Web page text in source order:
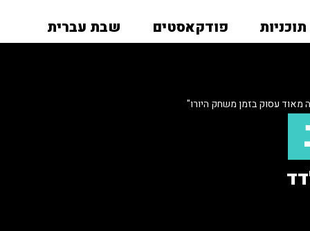
תוכניות פודקאסטים שבת עברית
מאוד עסוק בזמן משחק היורו"